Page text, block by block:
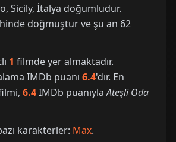
Sicily, İtalya doğumludur.
doğmuştur ve şu an 62
1 filmde yer almaktadır.
IMDb puanı 6.4'dır. En
6.4IMDb puanıylaAteşli Oda
karakterler: Max.